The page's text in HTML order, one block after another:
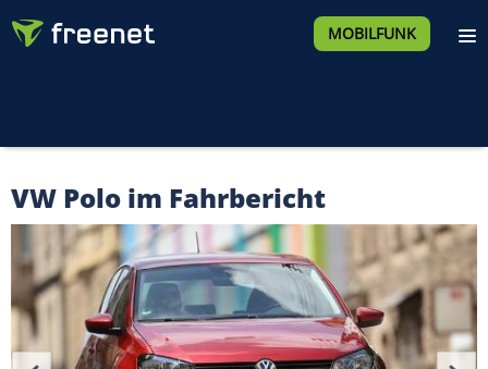
MOBILFUNK
VW Polo im Fahrbericht